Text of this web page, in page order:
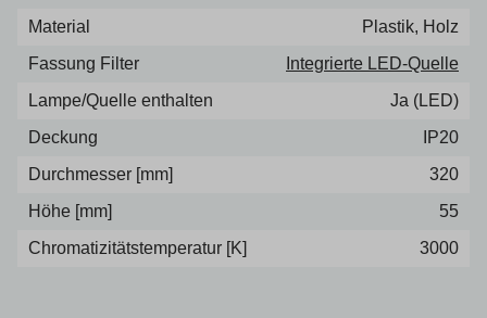
Material
Plastik, Holz
Fassung Filter
Integrierte LED-Quelle
Lampe/Quelle enthalten
Ja (LED)
Deckung
IP20
Durchmesser [mm]
320
Höhe [mm]
55
Chromatizitätstemperatur [K]
3000